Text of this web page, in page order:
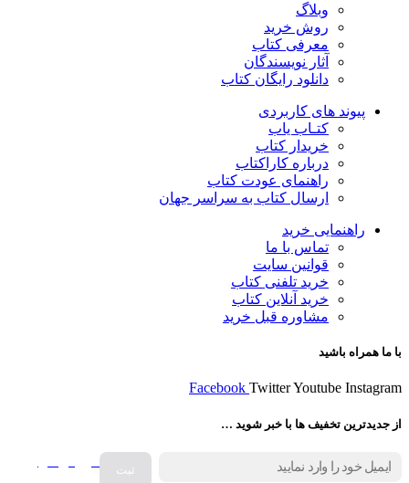
وبلاگ
روش خرید
معرفی کتاب
آثار نویسندگان
دانلود رایگان کتاب
پیوند های کاربردی
کتـاب یاب
خریدار کتاب
درباره کاراکتاب
راهنمای عودت کتاب
ارسال کتاب به سراسر جهان
راهنمایی خرید
تماس با ما
قوانین سایت
خرید تلفنی کتاب
خرید آنلاین کتاب
مشاوره قبل خرید
با ما همراه باشید
Facebook TwitterYoutube Instagram
از جدیدترین تخفیف ها با خبر شوید …
فروش انواع